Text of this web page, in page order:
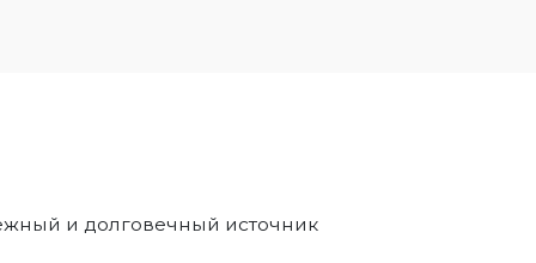
и долговечный источник